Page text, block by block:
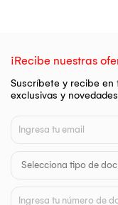
¡Recibe nuestras
Suscríbete y recibe en
exclusivas y novedades